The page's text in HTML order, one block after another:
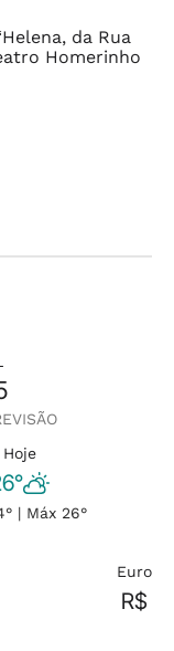
da Rua
Homerinho
Hoje
| Máx 26°
Euro
R$